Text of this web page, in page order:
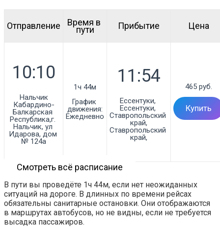
Отправление Время в
пути Прибытие Цена
Нальчик
Кабардино-
Балкарская
Республика,г.
Нальчик, ул
Идарова, дом
№ 124а
1ч 44м
График
движения:
Ежедневно
Ессентуки,
Ессентуки,
Ставропольский
край,
Ставропольский
край,
465 руб.
Купить
Смотреть всё расписание
В пути вы проведёте 1ч 44м, если нет неожиданных
ситуаций на дороге. В длинных по времени рейсах
обязательны санитарные остановки. Они отображаются
в маршрутах автобусов, но не видны, если не требуется
высадка пассажиров.